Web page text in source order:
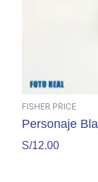
FISHER PRICE
Personaje
S/12.00